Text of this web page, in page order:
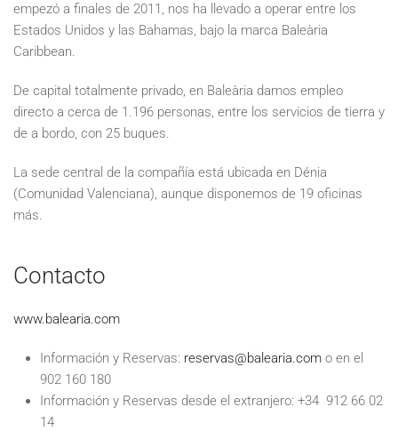
empezó a finales de 2011, nos ha llevado a operar entre los
Estados Unidos y las Bahamas, bajo la marca Baleària
Caribbean.
De capital totalmente privado, en Baleària damos empleo
directo a cerca de 1.196 personas, entre los servicios de tierra y
de a bordo, con 25 buques.
La sede central de la compañía está ubicada en Dénia
(Comunidad Valenciana), aunque disponemos de 19 oficinas
más.
Contacto
www.balearia.com
Información y Reservas: reservas@balearia.com o en el
902 160 180
Información y Reservas desde el extranjero: +34 912 66 02
14